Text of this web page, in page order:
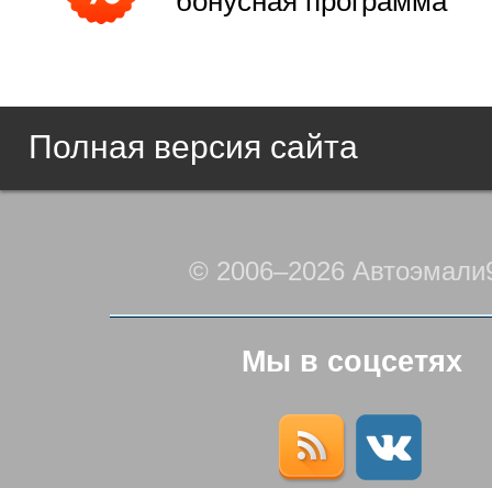
Полная версия сайта
© 2006–2026
Мы в соцсетях